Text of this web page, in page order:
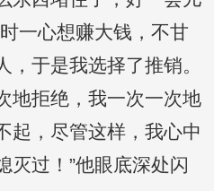
一心想赚大钱，不甘
，于是我选择了推销。
地拒绝，我一次一次地
起，尽管这样，我心中
灭过！”他眼底深处闪